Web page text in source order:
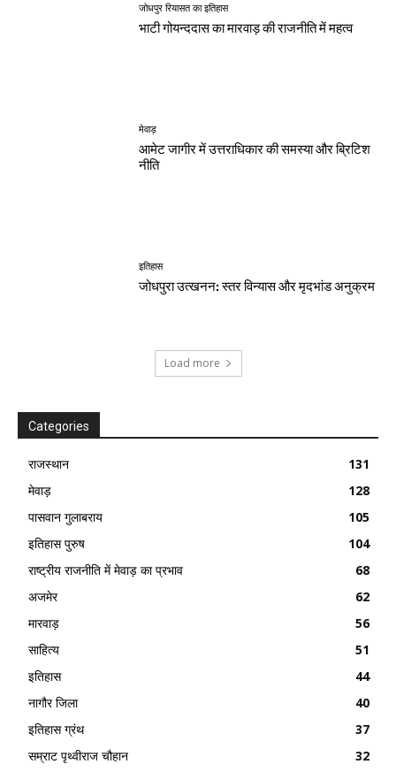
जोधपुर रियासत का इतिहास
भाटी गोयन्ददास का मारवाड़ की राजनीति में महत्व
मेवाड़
आमेट जागीर में उत्तराधिकार की समस्या और ब्रिटिश
नीति
इतिहास
जोधपुरा उत्खनन: स्तर विन्यास और मृदभांड अनुक्रम
Load more
Categories
राजस्थान
131
मेवाड़
128
पासवान गुलाबराय
105
इतिहास पुरुष
104
राष्ट्रीय राजनीति में मेवाड़ का प्रभाव
68
अजमेर
62
मारवाड़
56
साहित्य
51
इतिहास
44
नागौर जिला
40
इतिहास ग्रंथ
37
सम्राट पृथ्वीराज चौहान
32